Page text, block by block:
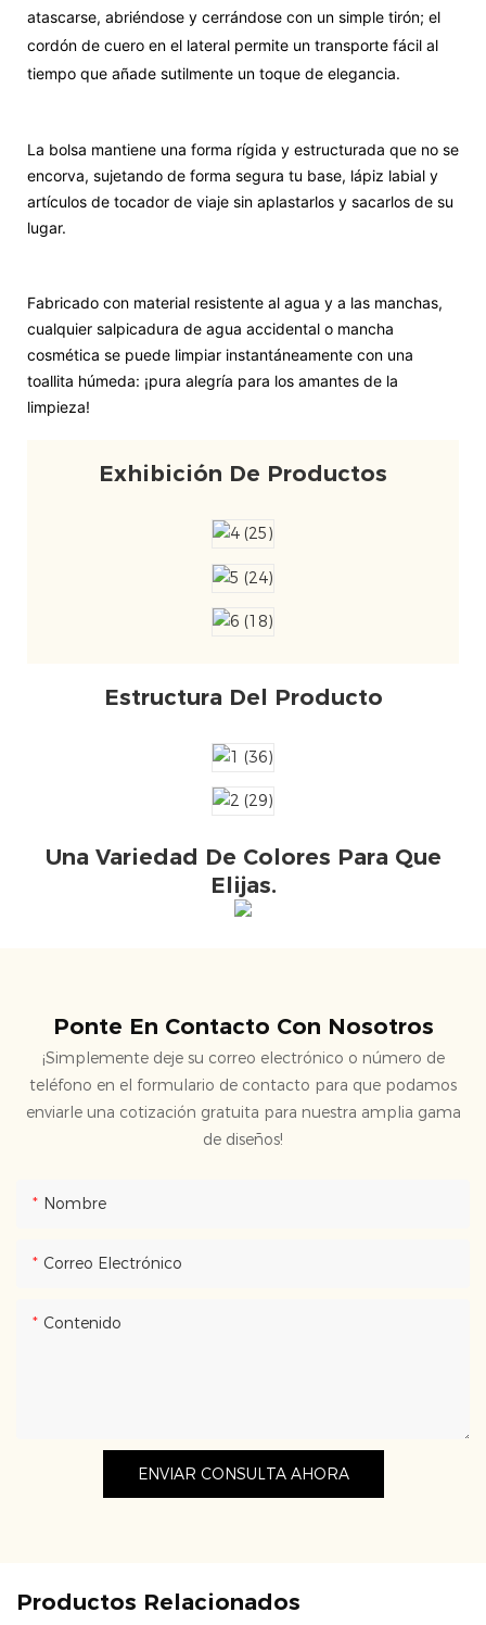
atascarse, abriéndose y cerrándose con un simple tirón; el
cordón de cuero en el lateral permite un transporte fácil al
tiempo que añade sutilmente un toque de elegancia.
La bolsa mantiene una forma rígida y estructurada que no se
encorva, sujetando de forma segura tu base, lápiz labial y
artículos de tocador de viaje sin aplastarlos y sacarlos de su
lugar.
Fabricado con material resistente al agua y a las manchas,
cualquier salpicadura de agua accidental o mancha
cosmética se puede limpiar instantáneamente con una
toallita húmeda: ¡pura alegría para los amantes de la
limpieza!
Exhibición De Productos
Estructura Del Producto
Una Variedad De Colores Para Que
Elijas.
Ponte En Contacto Con Nosotros
¡Simplemente deje su correo electrónico o número de
teléfono en el formulario de contacto para que podamos
enviarle una cotización gratuita para nuestra amplia gama
de diseños!
Nombre
Correo Electrónico
Contenido
ENVIAR CONSULTA AHORA
Productos Relacionados